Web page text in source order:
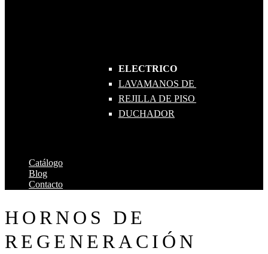
ELECTRICO
LAVAMANOS DE RODILLA
REJILLA DE PISO 1000
DUCHADOR
Catálogo
Blog
Contacto
HORNOS DE
REGENERACIÓN